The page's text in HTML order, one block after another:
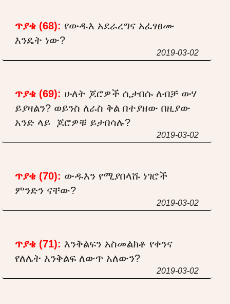
ጥያቄ (68): የውዱእ አደራረግና አፈፃፀሙ
እንዴት ነው?
2019-03-02
ጥያቄ (69): ሁለት ጆሮዎች ሲታበሱ ለብቻ ውሃ
ይያዛልን? ወይንስ ለራስ ቅል በተያዘው በዚያው
አንድ ላይ ጆሮዎቹ ይታበሳሉ?
2019-03-02
ጥያቄ (70): ውዱእን የሚያበላሹ ነገሮች
ምንድን ናቸው?
2019-03-02
ጥያቄ (71): እንቅልፍን አስመልክቶ የቀንና
የለሌት እንቅልፍ ለውጥ አለውን?
2019-03-02